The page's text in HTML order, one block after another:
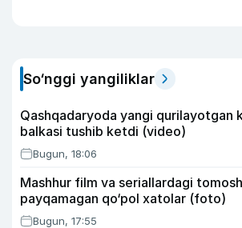
So‘nggi yangiliklar
Qashqadaryoda yangi qurilayotgan
balkasi tushib ketdi (video)
Bugun, 18:06
Mashhur film va seriallardagi
payqamagan qo‘pol xatolar (foto)
Bugun, 17:55